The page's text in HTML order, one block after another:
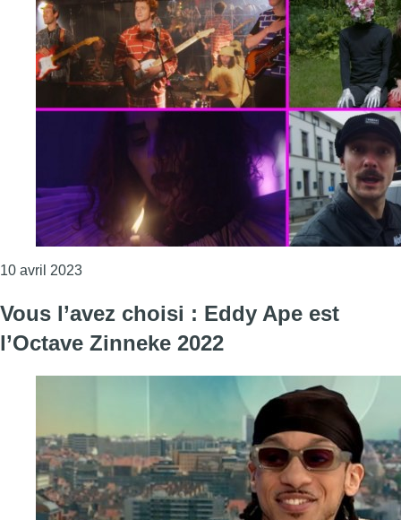
10 avril 2023Consulter l'article "Ciao Kennedy, La Maja, Lazza
Vous l’avez choisi : Eddy Ape est
l’Octave Zinneke 2022